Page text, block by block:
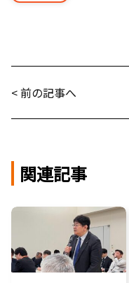
< 前の記事へ
関連記事